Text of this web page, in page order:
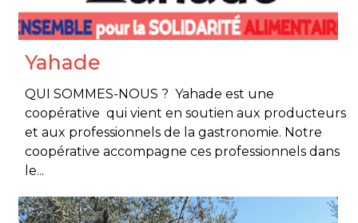
Yahade
QUI SOMMES-NOUS ? Yahade est une
coopérative qui vient en soutien aux producteurs
et aux professionnels de la gastronomie. Notre
coopérative accompagne ces professionnels dans
le...